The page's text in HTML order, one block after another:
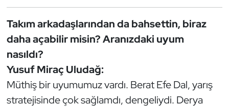
Takım arkadaşlarından da bahsettin, biraz
daha açabilir misin? Aranızdaki uyum
nasıldı?
Yusuf Miraç Uludağ:
Müthiş bir uyumumuz vardı. Berat Efe Dal, yarış
stratejisinde çok sağlamdı, dengeliydi. Derya
Ragbi
Satranç
Sualtı Sporları